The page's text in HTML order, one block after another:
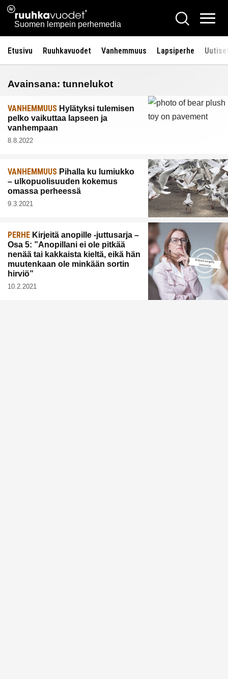
Siirry
sisältöön
Ruuhkavuodet.fi
Suomen lempein perhemedia
Hae
Etusivu Ruuhkavuodet Vanhemmuus Lapsiperhe
Avainsana: tunnelukot
VANHEMMUUS Hylätyksi tulemisen
pelko vaikuttaa lapseen ja
vanhempaan
8.8.2022
VANHEMMUUS Pihalla ku lumiukko
– ulkopuolisuuden kokemus
omassa perheessä
9.3.2021
PERHE Kirjeitä anopille -juttusarja –
Osa 5: ”Anopillani ei ole pitkää
nenää tai kakkaista kieltä, eikä hän
muutenkaan ole minkään sortin
hirviö”
10.2.2021